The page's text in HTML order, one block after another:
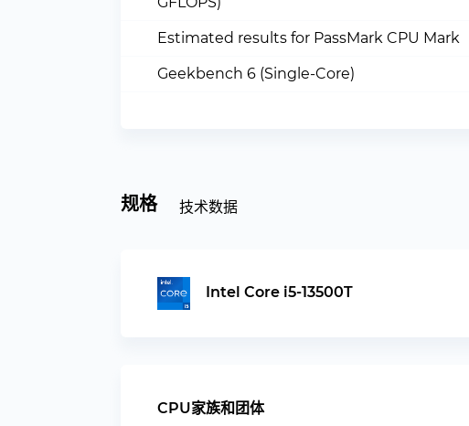
Estimated results for PassMark CPU Mark
Geekbench 6 (Single-Core)
规格 技术数据
Intel Core i5-13500T
CPU家族和团体